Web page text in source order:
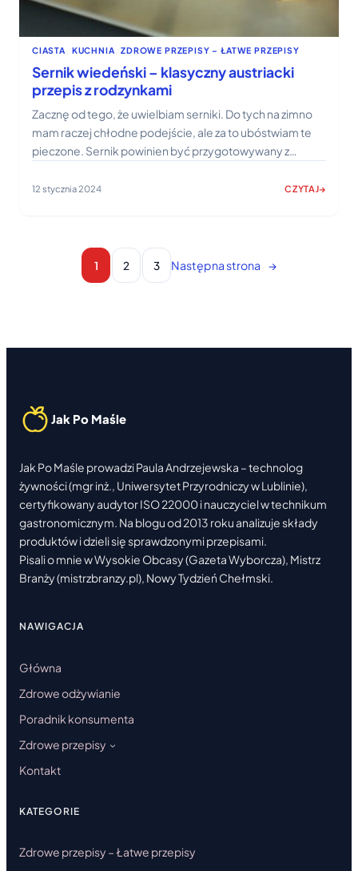
CIASTA KUCHNIA , ZDROWE PRZEPISY – ŁATWE PRZEPISY
Sernik wiedeński – klasyczny austriacki
przepis z rodzynkami
Zacznę od tego, że uwielbiam serniki. Do tych na zimno
mam raczej chłodne podejście, ale za to ubóstwiam te
pieczone. Sernik powinien być przygotowywany z…
12 stycznia 2024 CZYTAJ
:
1 2 3 Następna strona →
Jak Po Maśle
Jak Po Maśle prowadzi Paula Andrzejewska – technolog
żywności (mgr inż., Uniwersytet Przyrodniczy w Lublinie),
certyfikowany audytor ISO 22000 i nauczyciel w technikum
gastronomicznym. Na blogu od 2013 roku analizuje składy
produktów i dzieli się sprawdzonymi przepisami.
Pisali o mnie w Wysokie Obcasy (Gazeta Wyborcza), Mistrz
Branży (mistrzbranzy.pl), Nowy Tydzień Chełmski.
NAWIGACJA
Główna
Zdrowe odżywianie
Poradnik konsumenta
Zdrowe przepisy
Kontakt
KATEGORIE
Zdrowe przepisy – Łatwe przepisy